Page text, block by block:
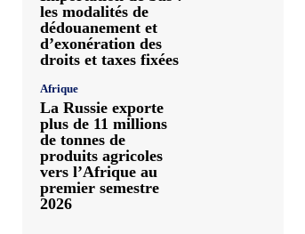
les modalités de
dédouanement et
d’exonération des
droits et taxes fixées
Afrique
La Russie exporte
plus de 11 millions
de tonnes de
produits agricoles
vers l’Afrique au
premier semestre
2026